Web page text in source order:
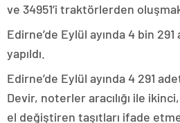
ve 34951’i traktörlerden
Edirne’de Eylül ayında 4 bin
yapıldı.
Edirne’de Eylül ayında 4 291
Devir, noterler aracılığı ile
el değiştiren taşıtları ifade